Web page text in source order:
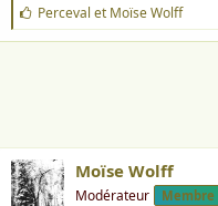
J
'
a
Perceval et Moïse Wolff
Moïse Wolff
Modérateur Membre